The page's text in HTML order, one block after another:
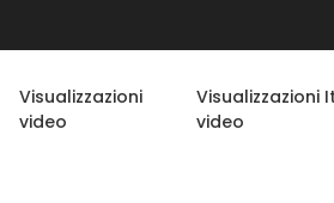
Visualizzazioni
video
Visualizzazioni
video